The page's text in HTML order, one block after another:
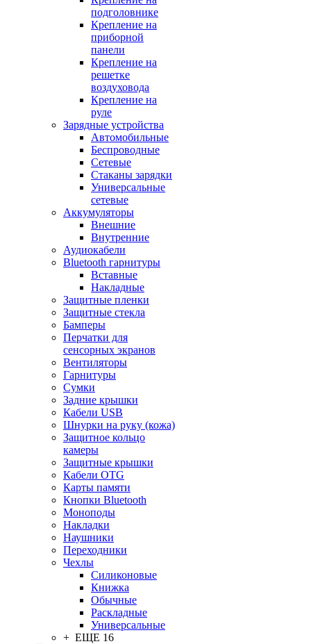
подголовнике
Крепление на
приборной
панели
Крепление на
решетке
воздуховода
Крепление на
руле
Зарядные устройства
Автомобильные
Беспроводные
Сетевые
Стаканы зарядки
Универсальные
сетевые
Аккумуляторы
Внешние
Внутренние
Аудиокабели
Bluetooth гарнитуры
Вставные
Накладные
Защитные пленки
Защитные стекла
Бамперы
Перчатки для
сенсорных экранов
Вентиляторы
Гарнитуры
Сумки
Задние крышки
Кабели USB
Шнурки на руку (кожа)
Защитное кольцо
камеры
Защитные крышки
Кабели OTG
Карты памяти
Кнопки Bluetooth
Моноподы
Накладки
Наушники
Переходники
Чехлы
Силиконовые
Книжка
Обычные
Раскладные
Универсальные
+ ЕЩЕ 16